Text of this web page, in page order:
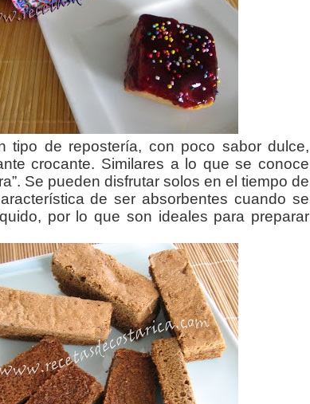
tipo de repostería, con poco sabor dulce,
crocante. Similares a lo que se conoce
Se pueden disfrutar solos en el tiempo de
de ser absorbentes cuando se
por lo que son ideales para preparar